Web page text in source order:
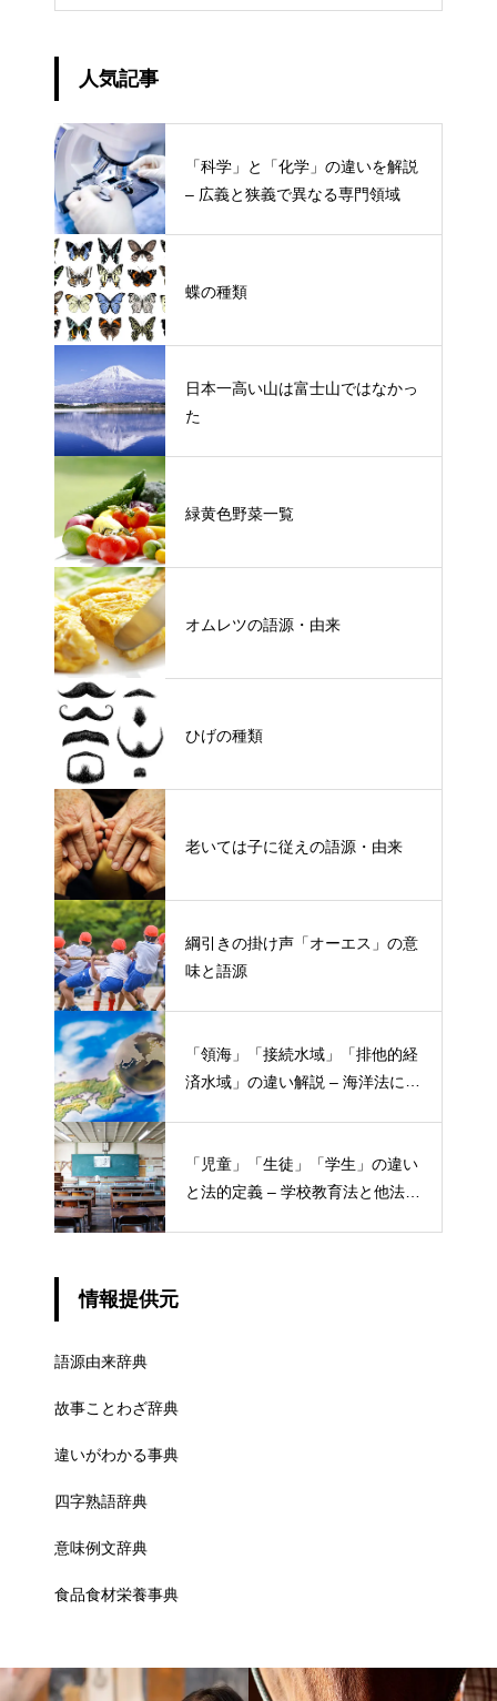
人気記事
「科学」と「化学」の違いを解説
– 広義と狭義で異なる専門領域
蝶の種類
日本一高い山は富士山ではなかっ
た
緑黄色野菜一覧
オムレツの語源・由来
ひげの種類
老いては子に従えの語源・由来
綱引きの掛け声「オーエス」の意
味と語源
「領海」「接続水域」「排他的経
済水域」の違い解説 – 海洋法にお
「児童」「生徒」「学生」の違い
と法的定義 – 学校教育法と他法律
情報提供元
語源由来辞典
故事ことわざ辞典
違いがわかる事典
四字熟語辞典
意味例文辞典
食品食材栄養事典